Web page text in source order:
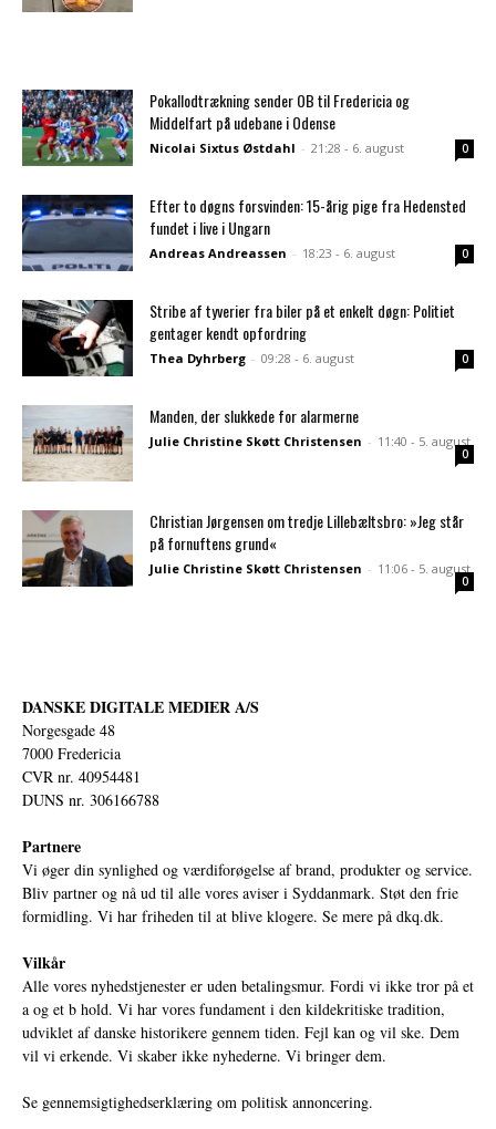
Pokallodtrækning sender OB til Fredericia og
Middelfart på udebane i Odense
Nicolai Sixtus Østdahl - 21:28 - 6. august 0
Efter to døgns forsvinden: 15-årig pige fra Hedensted
fundet i live i Ungarn
Andreas Andreassen - 18:23 - 6. august 0
Stribe af tyverier fra biler på et enkelt døgn: Politiet
gentager kendt opfordring
Thea Dyhrberg - 09:28 - 6. august 0
Manden, der slukkede for alarmerne
Julie Christine Skøtt Christensen - 11:40 - 5. august
0
Christian Jørgensen om tredje Lillebæltsbro: »Jeg står
på fornuftens grund«
Julie Christine Skøtt Christensen - 11:06 - 5. august
0
DANSKE DIGITALE MEDIER A/S
Norgesgade 48
7000 Fredericia
CVR nr. 40954481
DUNS nr. 306166788
Partnere
Vi øger din synlighed og værdiforøgelse af brand, produkter og service.
Bliv partner og nå ud til alle vores aviser i Syddanmark. Støt den frie
formidling. Vi har friheden til at blive klogere. Se mere på dkq.dk.
Vilkår
Alle vores nyhedstjenester er uden betalingsmur. Fordi vi ikke tror på et
a og et b hold. Vi har vores fundament i den kildekritiske tradition,
udviklet af danske historikere gennem tiden. Fejl kan og vil ske. Dem
vil vi erkende. Vi skaber ikke nyhederne. Vi bringer dem.
Se gennemsigtighedserklæring om politisk annoncering.